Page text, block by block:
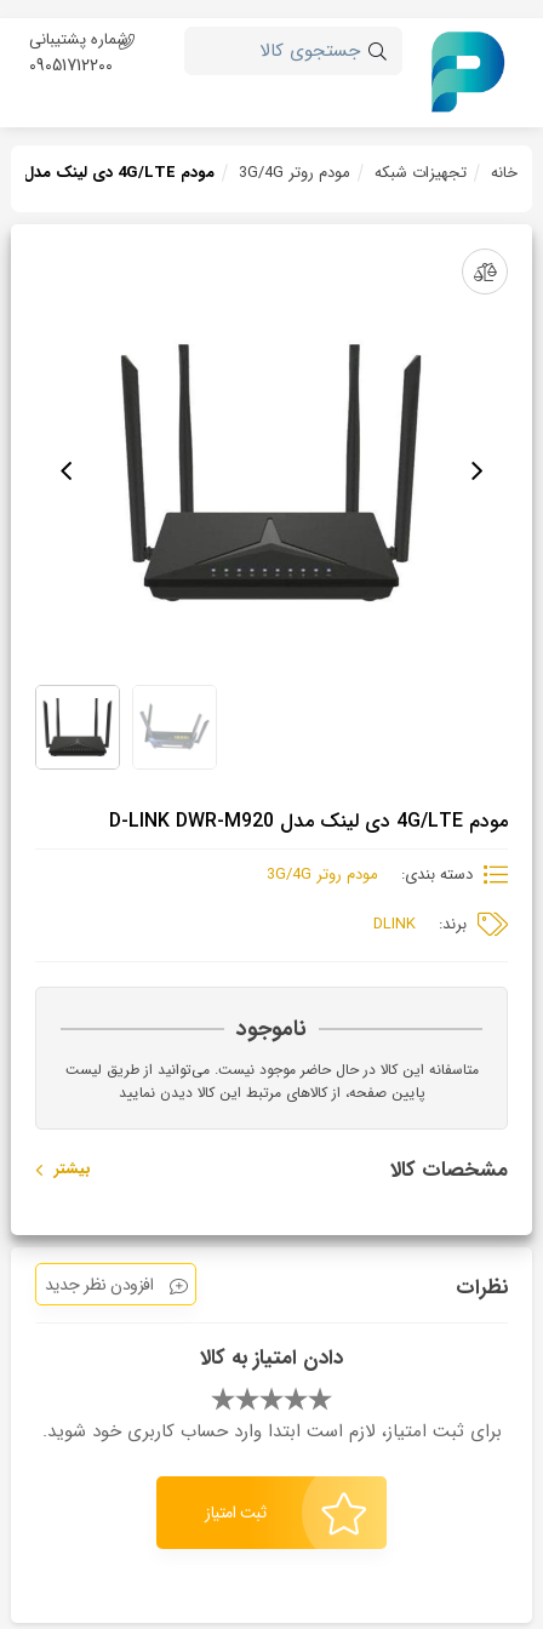
شماره پشتیبانی
09051712200 جستجوی کالا
خانه تجهیزات شبکه مودم روتر 3G/4G مودم 4G/LTE دی لینک مدل D-LINK DWR-M920
مودم 4G/LTE دی لینک مدل D-LINK DWR-M920
دسته بندی:
مودم روتر 3G/4G
برند:
DLINK
ناموجود
متاسفانه این کالا در حال حاضر موجود نیست. می‌توانید از طریق لیست
پایین صفحه، از کالاهای مرتبط این کالا دیدن نمایید
مشخصات کالا بیشتر
نظرات افزودن نظر جدید
دادن امتیاز به کالا
برای ثبت امتیاز، لازم است ابتدا وارد حساب کاربری خود شوید.
ثبت امتیاز